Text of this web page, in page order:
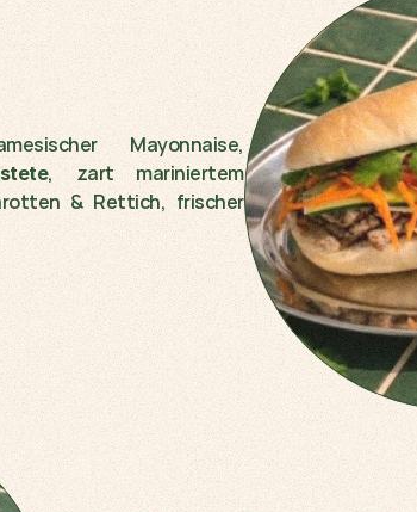
Mayonnaise,
, zart mariniertem
& Rettich, frischer